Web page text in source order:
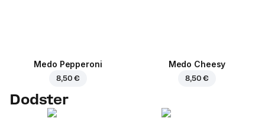
Medo Pepperoni
8,50 €
Medo Cheesy
8,50 €
Dodster